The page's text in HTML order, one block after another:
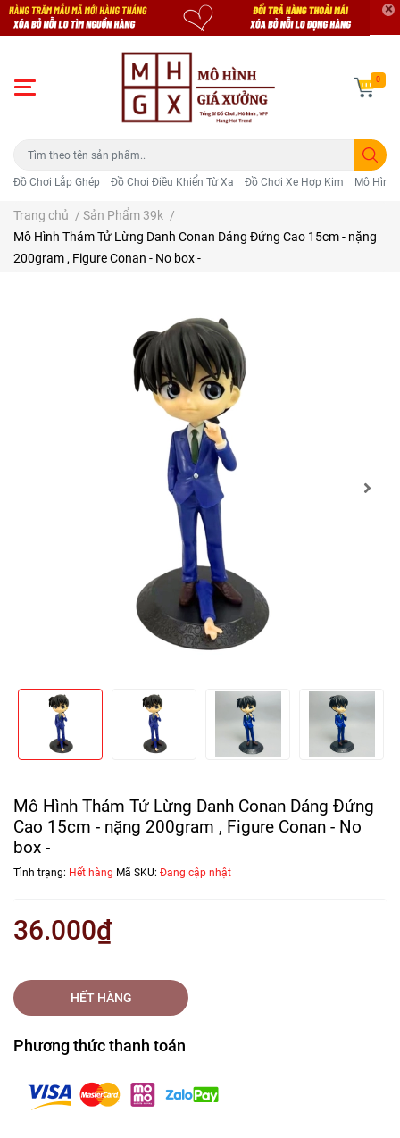
Đồ Chơi Lắp Ghép Đồ Chơi Điều Khiển Từ Xa Đồ Chơi Xe Hợp Kim Mô Hình
0
Trang chủ / Sản Phẩm 39k /
Mô Hình Thám Tử Lừng Danh Conan Dáng Đứng Cao 15cm - nặng
200gram , Figure Conan - No box -
Mô Hình Thám Tử Lừng Danh Conan Dáng Đứng
Cao 15cm - nặng 200gram , Figure Conan - No
box -
Tình trạng: Hết hàng Mã SKU: Đang cập nhật
36.000₫
HẾT HÀNG
Phương thức thanh toán